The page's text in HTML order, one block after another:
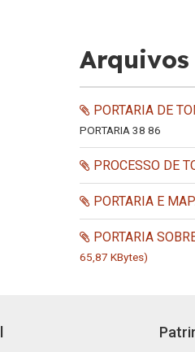
Arquivos
PORTARIA DE
PORTARIA 38 86
PROCESSO DE
PORTARIA E
PORTARIA
65,87 KBytes)